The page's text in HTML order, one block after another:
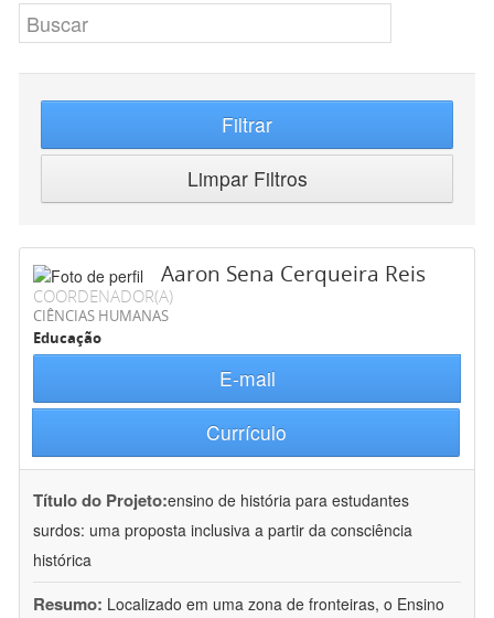
Filtrar
Limpar Filtros
Aaron Sena Cerqueira Reis
COORDENADOR(A)
CIÊNCIAS HUMANAS
Educação
E-mail
Currículo
Título do Projeto:ensino de história para estudantes
surdos: uma proposta inclusiva a partir da consciência
histórica
Resumo: Localizado em uma zona de fronteiras, o Ensino